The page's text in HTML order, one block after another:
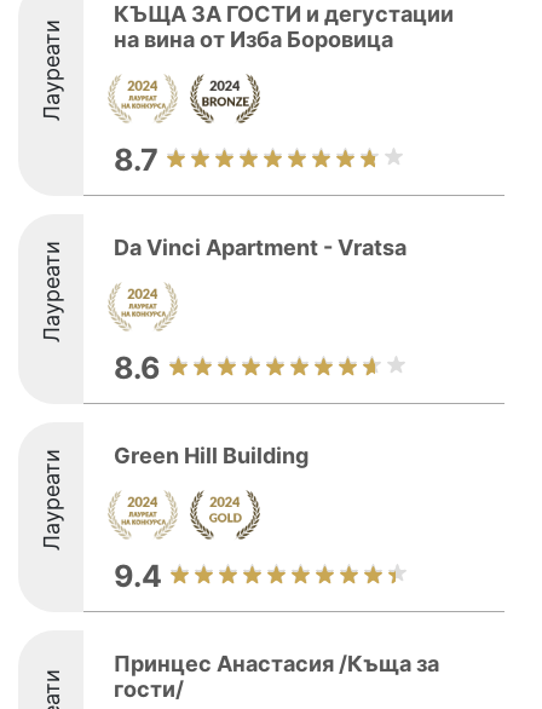
Лауреати
КЪЩА ЗА ГОСТИ и дегустации
на вина от Изба Боровица
8.7
Лауреати Da Vinci Apartment - Vratsa
8.6
Лауреати Green Hill Building
9.4
Принцес Анастасия /Къща за
гости/